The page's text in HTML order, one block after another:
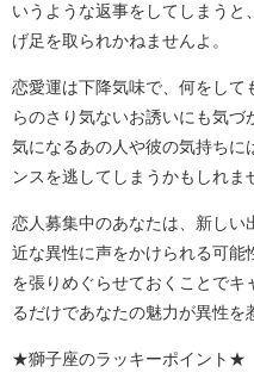
いうような返事をしてしまう
げ足を取られかねませんよ。
恋愛運は下降気味で、何をして
らのさり気ないお誘いにも気
気になるあの人や彼の気持ちに
ンスを逃してしまうかもしれま
恋人募集中のあなたは、新しい
近な異性に声をかけられる可能
を張りめぐらせておくことでキ
るだけであなたの魅力が異性を
★獅子座のラッキーポイント★